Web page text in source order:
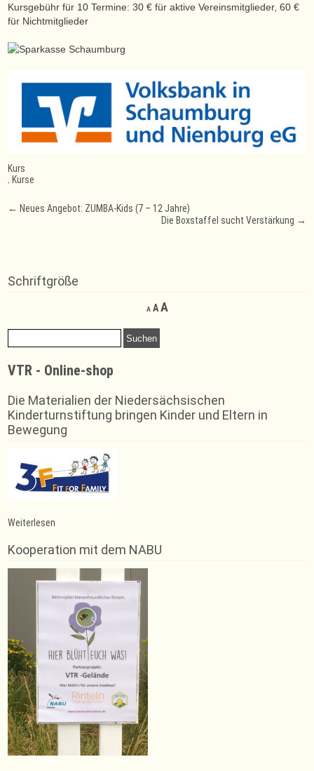
Kursgebühr für 10 Termine: 30 € für aktive Vereinsmitglieder, 60 €
für Nichtmitglieder
Kurs
, Kurse
Post
← Neues Angebot: ZUMBA-Kids (7 – 12 Jahre)
Die Boxstaffel sucht Verstärkung →
Schriftgröße
A
Decrease
font
AReset
size.
AIncrease
Suchen
nach:
VTR - Online-shop
Die Materialien der Niedersächsischen
Kinderturnstiftung bringen Kinder und Eltern in
Bewegung
Weiterlesen
Kurs
ZUMBA
–
noch
Plätze
frei!
Kooperation mit dem NABU